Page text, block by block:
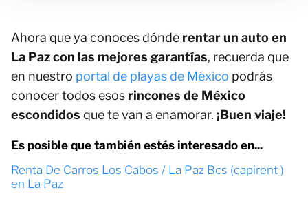
Ahora que ya conoces dónde rentar un auto en
La Paz con las mejores garantías, recuerda que
en nuestro portal de playas de México podrás
conocer todos esos rincones de México
escondidos que te van a enamorar. ¡Buen viaje!
Es posible que también estés interesado en...
Renta De Carros Los Cabos / La Paz Bcs (capirent )
en La Paz